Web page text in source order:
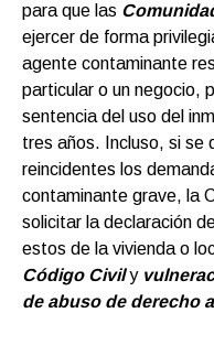
para que las
ejercer de forma
agente contaminante
particular o un negocio,
sentencia del uso del
tres años. Incluso, si se
reincidentes los
contaminante grave, la
solicitar la declaración
estos de la vivienda o
Código Civily
de abuso de derecho